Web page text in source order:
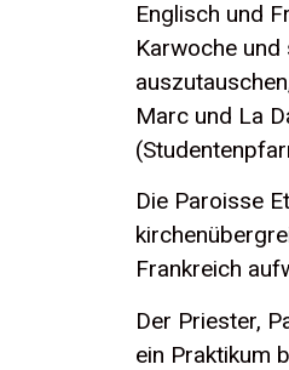
Englisch und
Karwoche
Marc und La
Die Paroisse
Frankreich
Der Priester,
ein Praktikum